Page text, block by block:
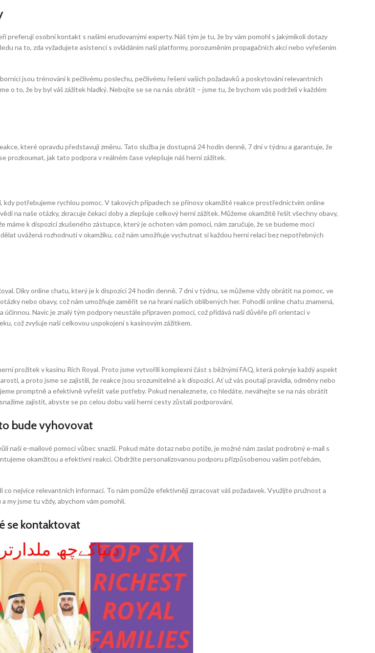
osobní kontakt s našimi erudovanými experty. Náš tým je tu, že by vám pomohl s jakýmikoli dotazy
na to, zda vyžadujete asistenci s ovládáním naší platformy, porozuměním propagačních akcí nebo vyřešením
jsou trénováni k pečlivému poslechu, pečlivému řešení vašich požadavků a poskytování relevantních
o to, že by byl váš zážitek hladký. Nebojte se se na nás obrátit – jsme tu, že bychom vás podrželi v každém
které opravdu představují změnu. Tato služba je dostupná 24 hodin denně, 7 dní v týdnu a garantuje, že
prozkoumat, jak tato podpora v reálném čase vylepšuje náš herní zážitek.
kdy potřebujeme rychlou pomoc. V takových případech se přínosy okamžité reakce prostřednictvím online
na naše otázky, zkracuje čekací doby a zlepšuje celkový herní zážitek. Můžeme okamžitě řešit všechny obavy,
k dispozici zkušeného zástupce, který je ochoten vám pomoci, nám zaručuje, že se budeme moci
uvážená rozhodnutí v okamžiku, což nám umožňuje vychutnat si každou herní relaci bez nepotřebných
Díky online chatu, který je k dispozici 24 hodin denně, 7 dní v týdnu, se můžeme vždy obrátit na pomoc, ve
nebo obavy, což nám umožňuje zaměřit se na hraní našich oblíbených her. Pohodlí online chatu znamená,
Navíc je znalý tým podpory neustále připraven pomoci, což přidává naší důvěře při orientaci v
což zvyšuje naši celkovou uspokojení s kasinovým zážitkem.
prožitek v kasinu Rich Royal. Proto jsme vytvořili komplexní část s běžnými FAQ, která pokryje každý aspekt
a proto jsme se zajistili, že reakce jsou srozumitelné a k dispozici. Ať už vás poutají pravidla, odměny nebo
promptně a efektivně vyřešit vaše potřeby. Pokud nenaleznete, co hledáte, neváhejte se na nás obrátit
zajistit, abyste se po celou dobu vaší herní cesty zůstali podporováni.
bude vyhovovat
naší e-mailové pomoci vůbec snazší. Pokud máte dotaz nebo potíže, je možné nám zaslat podrobný e-mail s
okamžitou a efektivní reakci. Obdržíte personalizovanou podporu přizpůsobenou vašim potřebám,
nejvíce relevantních informací. To nám pomůže efektivněji zpracovat váš požadavek. Využijte pružnost a
my jsme tu vždy, abychom vám pomohli.
se kontaktovat